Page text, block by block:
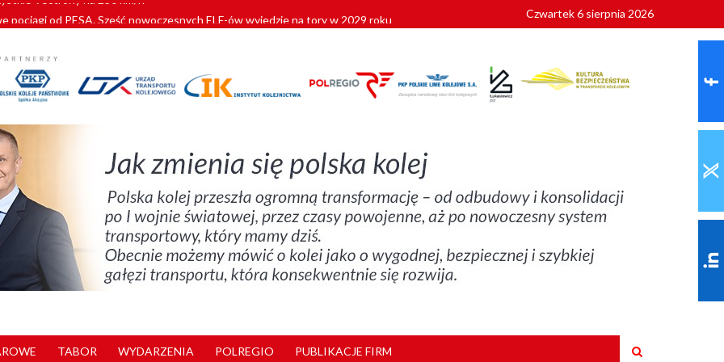
pociągi od PESA. Sześć nowoczesnych ELF-ów wyjedzie na tory w 2029 roku
alkoholu i wjeżdżają na tory
Vectrony na 230 km/h
Czwartek 6 sierpnia 2026
TABOR WYDARZENIA POLREGIO PUBLIKACJE FIRM